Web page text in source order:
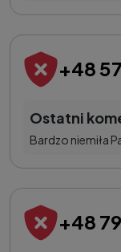
+48
Ostatni
Bardzo niemiła
+48